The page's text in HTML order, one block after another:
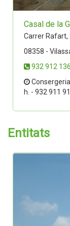
Casal de la
Carrer Rafart,
08358 -
932 912
h. - 932 911
Entitats